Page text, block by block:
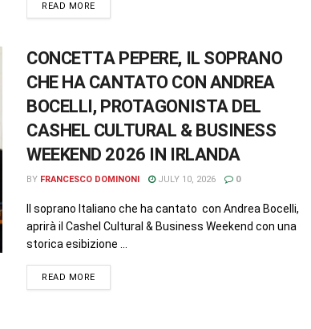
READ MORE
CONCETTA PEPERE, IL SOPRANO
CHE HA CANTATO CON ANDREA
BOCELLI, PROTAGONISTA DEL
CASHEL CULTURAL & BUSINESS
WEEKEND 2026 IN IRLANDA
BY FRANCESCO DOMINONI JULY 10, 2026 0
Il soprano Italiano che ha cantato con Andrea Bocelli,
aprirà il Cashel Cultural & Business Weekend con una
storica esibizione ...
READ MORE